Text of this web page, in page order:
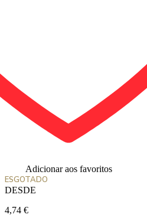
Adicionar aos favoritos
ESGOTADO
DESDE
4,74 €